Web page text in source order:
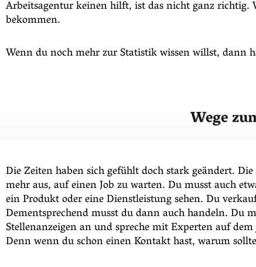
Arbeitsagentur keinen hilft, ist das nicht ganz richtig.
bekommen.
Wenn du noch mehr zur Statistik wissen willst,
Wege
Die Zeiten haben sich gefühlt doch stark geändert.
mehr aus, auf einen Job zu warten. Du musst auch
ein Produkt oder eine Dienstleistung sehen. Du
Dementsprechend musst du dann auch handeln. Du
Stellenanzeigen an und spreche mit Experten auf
Denn wenn du schon einen Kontakt hast, warum